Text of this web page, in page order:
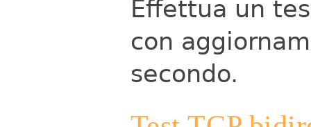
Effettua un
con
secondo.